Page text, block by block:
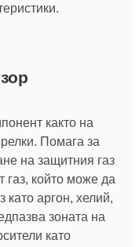
както на
Помага за
на защитния газ
газ, който може да
като аргон, хелий,
зоната на
като